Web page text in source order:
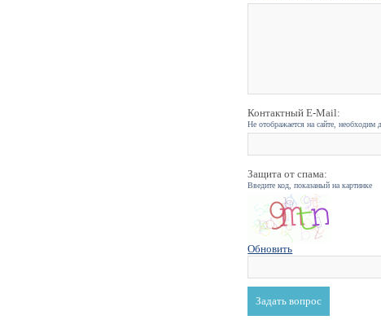
Контактный E-Mail:
Не отображается на сайте, необходим
Защита от спама:
Введите код, показаный на картинке
Обновить